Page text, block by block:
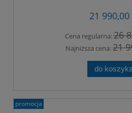
21 990,00
Cena regularna:26
Najniższa cena:21
do
promocja